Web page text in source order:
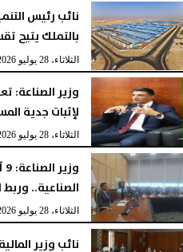
نائب رئيس
بالتملك يتيح
الثلاثاء، 28 يوليو 2026
وزير الصناعة:
لإثبات جدية
الثلاثاء، 28 يوليو 2026
الصناعية..
الثلاثاء، 28 يوليو 2026